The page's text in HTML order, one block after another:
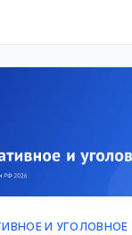
И УГОЛОВНОЕ